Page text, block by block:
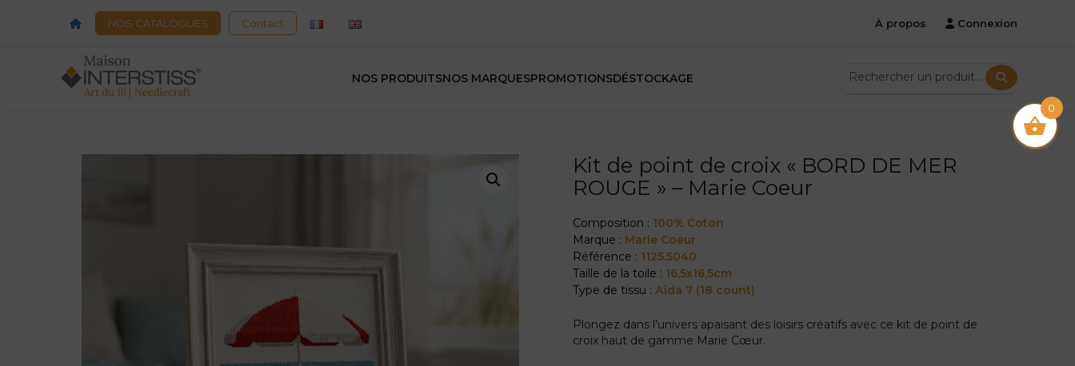
AcceuilNOS CATALOGUES Contact À propos Connexion
NOS PRODUITSNOS MARQUESPROMOTIONSDÉSTOCKAGE
Kit de point de croix « BORD DE MER
ROUGE » – Marie Coeur
Composition : 100% Coton
Marque : Marie Coeur
Référence : 1125.5040
Taille de la toile : 16,5x16,5cm
Type de tissu :Aïda 7 (18 count)
Plongez dans l’univers apaisant des loisirs créatifs avec ce kit de point de
croix haut de gamme Marie Cœur.
0